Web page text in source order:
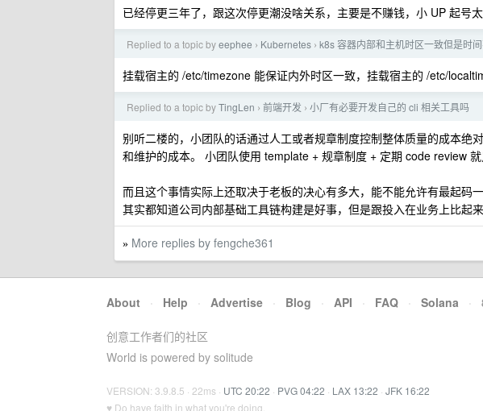
已经停更三年了，跟这次停更潮没啥关系，主要是不赚钱，小 UP 起号
Replied to a topic byeephee › Kubernetes › k8s 容器内部和主机时区一致但是时
挂载宿主的 /etc/timezone 能保证内外时区一致，挂载宿主的 /etc/
Replied to a topic byTingLen › 前端开发 › 小厂有必要开发自己的 cli 相关工具吗
别听二楼的，小团队的话通过人工或者规章制度控制整体质量的成本绝
和维护的成本。 小团队使用 template + 规章制度 + 定期 code review 就
而且这个事情实际上还取决于老板的决心有多大，能不能允许有最起码
其实都知道公司内部基础工具链构建是好事，但是跟投入在业务上比起
» More replies by fengche361
About · Help · Advertise · Blog · API · FAQ · Solana ·
创意工作者们的社区
World is powered by solitude
VERSION: 3.9.8.5 · 22ms · UTC 20:22 · PVG 04:22 · LAX 13:22 · JFK 16:22
♥ Do have faith in what you're doing.